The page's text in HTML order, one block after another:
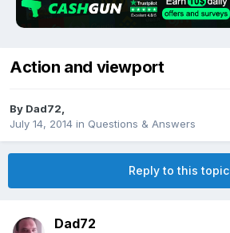
Action and viewport
By Dad72
July 14, 2014 in Questions & Answers
Reply to this topic
Dad72